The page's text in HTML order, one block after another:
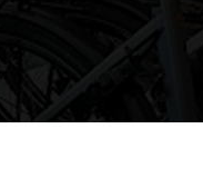
Onderdelen/Reparatie